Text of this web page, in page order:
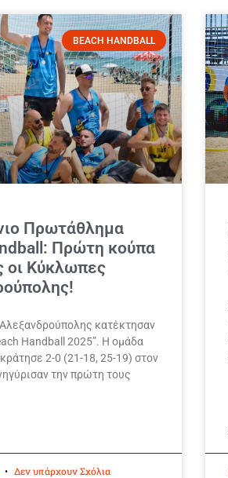
BEACH HANDBALL
Πρωτάθλημα
Πρώτη κούπα
οι Κύκλωπες
κατέκτησαν
Handball 2025”. Η ομάδα
2-0 (21-18, 25-19) στον
την πρώτη τους
Δεν υπάρχουν Σχόλια